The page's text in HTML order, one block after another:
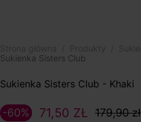
Sukienka Sisters Club
Sukienka Sisters Club - Khaki
71,50 ZŁ 179,90 zł
-60%